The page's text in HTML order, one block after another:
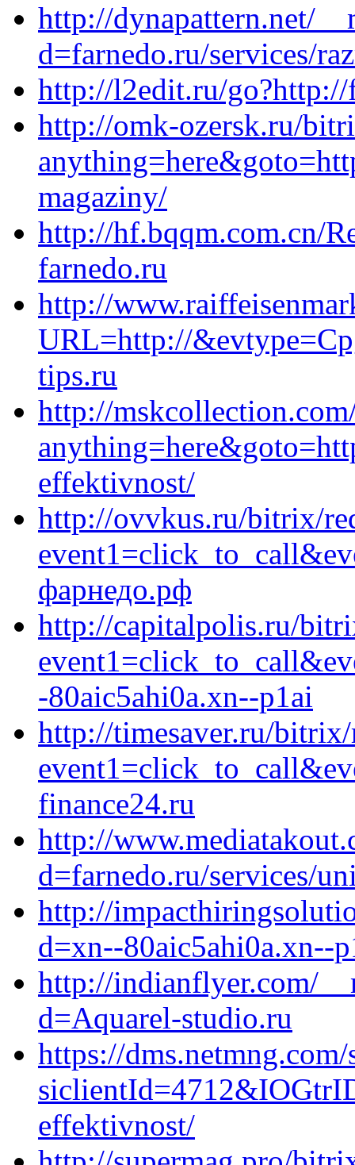
http://dynapattern.net/
d=farnedo.ru/services/
http://l2edit.ru/go?http://
http://omk-ozersk.ru/
magaziny/
http://hf.bqqm.com.cn/
farnedo.ru
http://
URL=http://
tips.ru
http://
effektivnost/
http://ovvkus.ru/bitrix/
фарнедо.рф
http://capitalpolis.ru/
-80aic5ahi0a.xn--p1ai
http://timesaver.ru/
finance24.ru
http://
d=farnedo.ru/services/
http://
d=xn--80aic5ahi0a.xn--
http://indianflyer.com/
d=Aquarel-studio.ru
https://
effektivnost/